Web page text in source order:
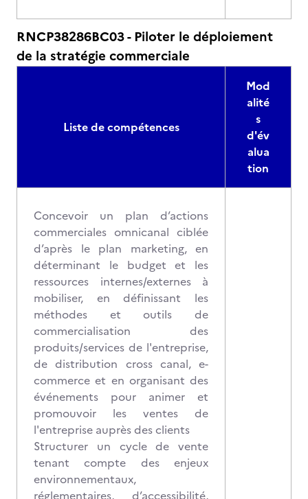
RNCP38286BC03 - Piloter le déploiement
de la stratégie commerciale
Liste de compétences
Mod
alité
s
d'év
alua
tion
Concevoir un plan d’actions
commerciales omnicanal ciblée
d’après le plan marketing, en
déterminant le budget et les
ressources internes/externes à
mobiliser, en définissant les
méthodes et outils de
commercialisation des
produits/services de l'entreprise,
de distribution cross canal, e-
commerce et en organisant des
événements pour animer et
promouvoir les ventes de
l'entreprise auprès des clients
Structurer un cycle de vente
tenant compte des enjeux
environnementaux,
réglementaires, d’accessibilité,